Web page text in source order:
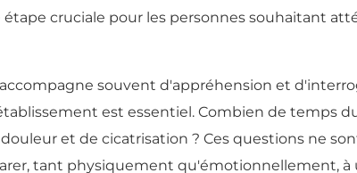
cruciale pour les personnes souhaitant
souvent d'appréhension et
est essentiel. Combien de temps
et de cicatrisation ? Ces questions ne
tant physiquement qu'émotionnellement, à